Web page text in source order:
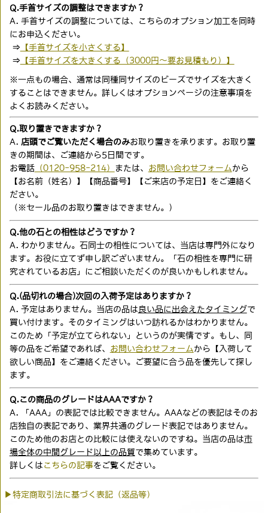
Q.手首サイズの調整はできますか？
A. 手首サイズの調整については、こちらのオプション加工を同時
にお申込ください。
⇒ 【手首サイズを小さくする】
⇒ 【手首サイズを大きくする（3000円〜要お見積もり）】
※一点もの場合、通常は同種同サイズのビーズでサイズを大きく
することはできません。詳しくはオプションページの注意事項を
よくお読みください。
Q.取り置きできますか？
A. 店頭でご覧いただく場合のみお取り置きを承ります。お取り置
きの期間は、ご連絡から5日間です。
お電話（0120-958-214） または、 お問い合わせフォーム から
【お名前（姓名）】【商品番号】【ご来店の予定日】をご連絡く
ださい。
（※セール品のお取り置きはできません。）
Q.他の石との相性はどうですか？
A. わかりません。石同士の相性については、当店は専門外になり
ます。お役に立てず申し訳ございません。「石の相性を専門に研
究されているお店」にご相談いただくのが良いかもしれません。
Q.(品切れの場合)次回の入荷予定はありますか？
A. 予定はありません。当店の品は 良い品に出会えたタイミングで
買い付けます。そのタイミングはいつ訪れるかはわかりません。
このため「予定が立てられない」というのが実情です。もし、同
等の品をご希望であれば、 お問い合わせフォーム から【入荷して
欲しい商品】をご連絡ください。ご要望に合う品を優先して探し
ます。
Q.この商品のグレードはAAAですか？
A. 「AAA」の表記では比較できません。AAAなどの表記はそのお
店独自の表記であり、業界共通のグレード表記ではありません。
このため他のお店との比較には使えないのですね。当店の品は市
場全体の中間グレード以上の品質で集めています。
詳しくは こちらの記事をご覧ください。
▶特定商取引法に基づく表記（返品等）